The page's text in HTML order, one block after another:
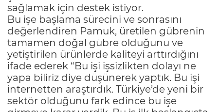
sağlamak için destek istiyor.
Bu işe başlama sürecini ve sonrasını
değerlendiren Pamuk, üretilen gübrenin
tamamen doğal gübre olduğunu ve
yetiştirilen ürünlerde kaliteyi arttırdığını
ifade ederek “Bu işi işsizlikten dolayı ne
yapa biliriz diye düşünerek yaptık. Bu işi
internetten araştırdık. Türkiye’de yeni bir
sektör olduğunu fark edince bu işe